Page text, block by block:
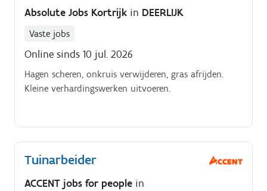
Absolute Jobs Kortrijk in DEERLIJK
Vaste jobs
Online sinds 10 jul. 2026
Hagen scheren, onkruis verwijderen, gras afrijden.
Kleine verhardingswerken uitvoeren.
Tuinarbeider
ACCENT jobs for people in